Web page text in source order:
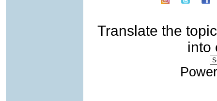
Translate the topic
into